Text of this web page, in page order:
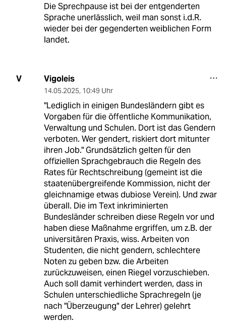
Die Sprechpause ist bei der entgenderten
Sprache unerlässlich, weil man sonst i.d.R.
wieder bei der gegenderten weiblichen Form
landet.
V Vigoleis
14.05.2025, 10:49 Uhr
"Lediglich in einigen Bundesländern gibt es
Vorgaben für die öffentliche Kommunikation,
Verwaltung und Schulen. Dort ist das Gendern
verboten. Wer gendert, riskiert dort mitunter
ihren Job." Grundsätzlich gelten für den
offiziellen Sprachgebrauch die Regeln des
Rates für Rechtschreibung (gemeint ist die
staatenübergreifende Kommission, nicht der
gleichnamige etwas dubiose Verein). Und zwar
überall. Die im Text inkriminierten
Bundesländer schreiben diese Regeln vor und
haben diese Maßnahme ergriffen, um z.B. der
universitären Praxis, wiss. Arbeiten von
Studenten, die nicht gendern, schlechtere
Noten zu geben bzw. die Arbeiten
zurückzuweisen, einen Riegel vorzuschieben.
Auch soll damit verhindert werden, dass in
Schulen unterschiedliche Sprachregeln (je
nach "Überzeugung" der Lehrer) gelehrt
werden.